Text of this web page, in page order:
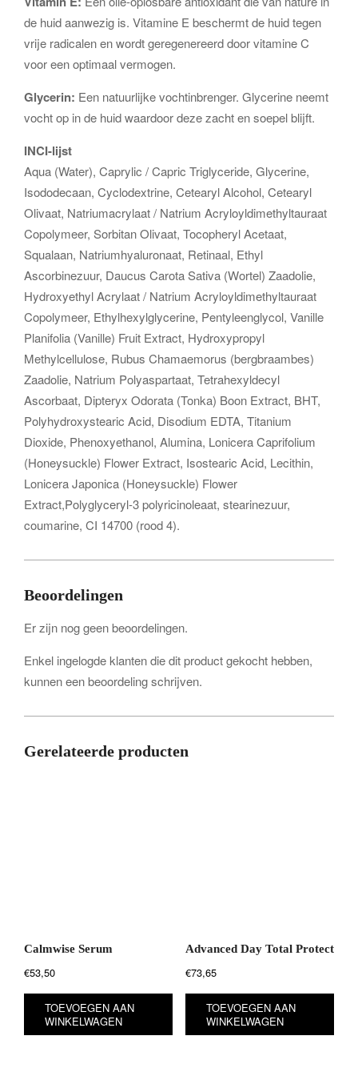
de huid aanwezig is. Vitamine E beschermt de huid tegen
vrije radicalen en wordt geregenereerd door vitamine C
voor een optimaal vermogen.
Glycerin: Een natuurlijke vochtinbrenger. Glycerine neemt
vocht op in de huid waardoor deze zacht en soepel blijft.
INCI-lijst
Aqua (Water), Caprylic / Capric Triglyceride, Glycerine,
Isododecaan, Cyclodextrine, Cetearyl Alcohol, Cetearyl
Olivaat, Natriumacrylaat / Natrium Acryloyldimethyltauraat
Copolymeer, Sorbitan Olivaat, Tocopheryl Acetaat,
Squalaan, Natriumhyaluronaat, Retinaal, Ethyl
Ascorbinezuur, Daucus Carota Sativa (Wortel) Zaadolie,
Hydroxyethyl Acrylaat / Natrium Acryloyldimethyltauraat
Copolymeer, Ethylhexylglycerine, Pentyleenglycol, Vanille
Planifolia (Vanille) Fruit Extract, Hydroxypropyl
Methylcellulose, Rubus Chamaemorus (bergbraambes)
Zaadolie, Natrium Polyaspartaat, Tetrahexyldecyl
Ascorbaat, Dipteryx Odorata (Tonka) Boon Extract, BHT,
Polyhydroxystearic Acid, Disodium EDTA, Titanium
Dioxide, Phenoxyethanol, Alumina, Lonicera Caprifolium
(Honeysuckle) Flower Extract, Isostearic Acid, Lecithin,
Lonicera Japonica (Honeysuckle) Flower
Extract,Polyglyceryl-3 polyricinoleaat, stearinezuur,
coumarine, CI 14700 (rood 4).
Beoordelingen
Er zijn nog geen beoordelingen.
Enkel ingelogde klanten die dit product gekocht hebben,
kunnen een beoordeling schrijven.
Gerelateerde producten
Calmwise Serum
€53,50
TOEVOEGEN AAN
WINKELWAGEN
Advanced Day Total Protect
€73,65
TOEVOEGEN AAN
WINKELWAGEN